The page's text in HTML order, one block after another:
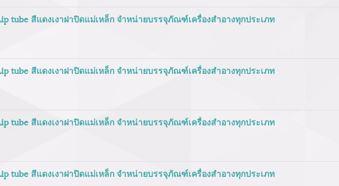
สีแดงเงาฝาปิดแม่เหล็ก จำหน่ายบรรจุภัณฑ์เครื่องสำอางทุกประเภท
สีแดงเงาฝาปิดแม่เหล็ก จำหน่ายบรรจุภัณฑ์เครื่องสำอางทุกประเภท
สีแดงเงาฝาปิดแม่เหล็ก จำหน่ายบรรจุภัณฑ์เครื่องสำอางทุกประเภท
สีแดงเงาฝาปิดแม่เหล็ก จำหน่ายบรรจุภัณฑ์เครื่องสำอางทุกประเภท